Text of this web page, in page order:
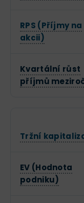
RPS (Příjmy na
akcii)
Kvartální růst
příjmů
Tržní
EV (Hodnota
podniku)